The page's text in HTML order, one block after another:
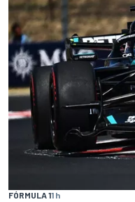
FÓRMULA 11 h